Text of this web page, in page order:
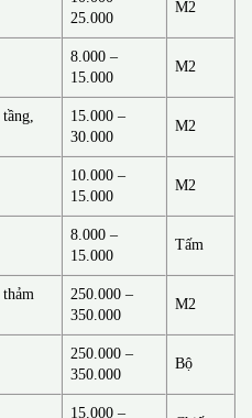
25.000
M2
8.000 –
15.000
M2
15.000 –
30.000
M2
10.000 –
15.000
M2
8.000 –
15.000
Tấm
250.000 –
350.000
M2
250.000 –
350.000
Bộ
15.000 –